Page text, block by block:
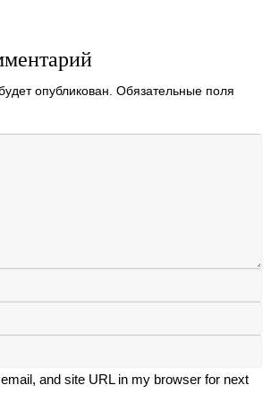
опубликован. Обязательные поля
and site URL in my browser for next